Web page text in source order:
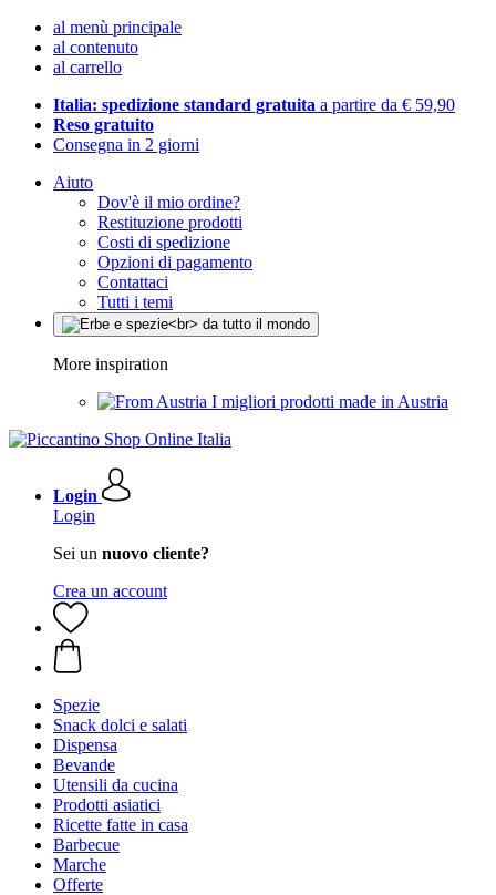
al menù principale
al contenuto
al carrello
Italia: spedizione standard gratuita a partire da € 59,90
Reso gratuito
Consegna in 2 giorni
Aiuto
Dov'è il mio ordine?
Restituzione prodotti
Costi di spedizione
Opzioni di pagamento
Contattaci
Tutti i temi
More inspiration
I migliori prodotti made in Austria
Login
Login
Sei un nuovo cliente?
Crea un account
Spezie
Snack dolci e salati
Dispensa
Bevande
Utensili da cucina
Prodotti asiatici
Ricette fatte in casa
Barbecue
Marche
Offerte